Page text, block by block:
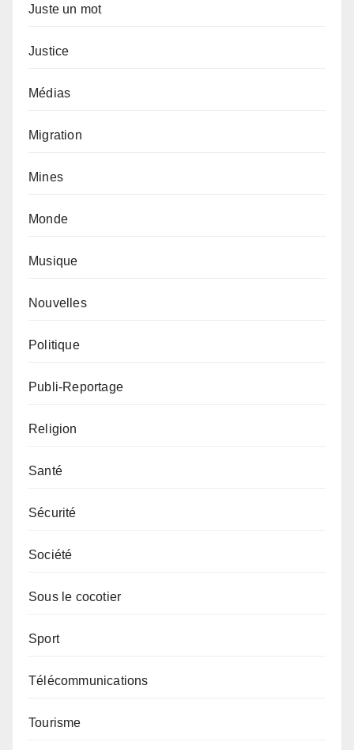
Juste un mot
Justice
Médias
Migration
Mines
Monde
Musique
Nouvelles
Politique
Publi-Reportage
Religion
Santé
Sécurité
Société
Sous le cocotier
Sport
Télécommunications
Tourisme